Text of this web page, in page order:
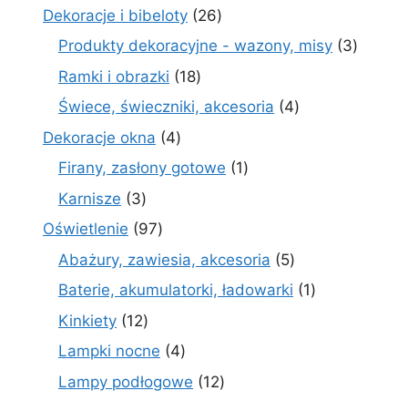
Dekoracje i bibeloty 2626
Produkty dekoracyjne - wazony, misy 33
Ramki i obrazki 1818
produktów
Świece, świeczniki, akcesoria 44
Dekoracje okna 44
produkty
Firany, zasłony gotowe 11
Karnisze 33
produkty
Oświetlenie 9797
produktów
Abażury, zawiesia, akcesoria 55
produktów
Baterie, akumulatorki, ładowarki 11
Kinkiety 1212
produktów
Lampki nocne 44
produkty
Lampy podłogowe 1212